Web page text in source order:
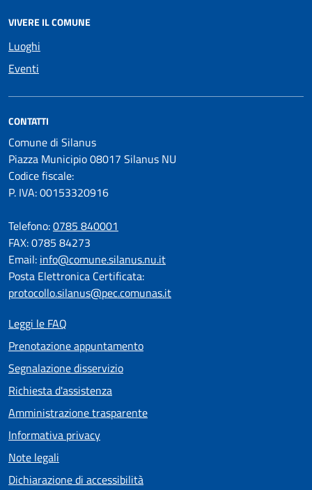
VIVERE IL COMUNE
Luoghi
Eventi
CONTATTI
Comune di Silanus
Piazza Municipio 08017 Silanus NU
Codice fiscale:
P. IVA: 00153320916
Telefono:0785 840001
FAX: 0785 84273
Email: info@comune.silanus.nu.it
Posta Elettronica Certificata:
protocollo.silanus@pec.comunas.it
Leggi le FAQ
Prenotazione appuntamento
Segnalazione disservizio
Richiesta d'assistenza
Amministrazione trasparente
Informativa privacy
Note legali
Dichiarazione di accessibilità